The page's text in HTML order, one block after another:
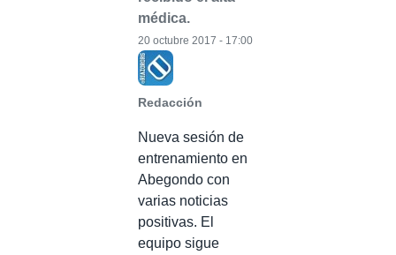
médica.
Redacción
20 octubre 2017 - 17:00
Nueva sesión de
entrenamiento en
Abegondo con
varias noticias
positivas. El
equipo sigue